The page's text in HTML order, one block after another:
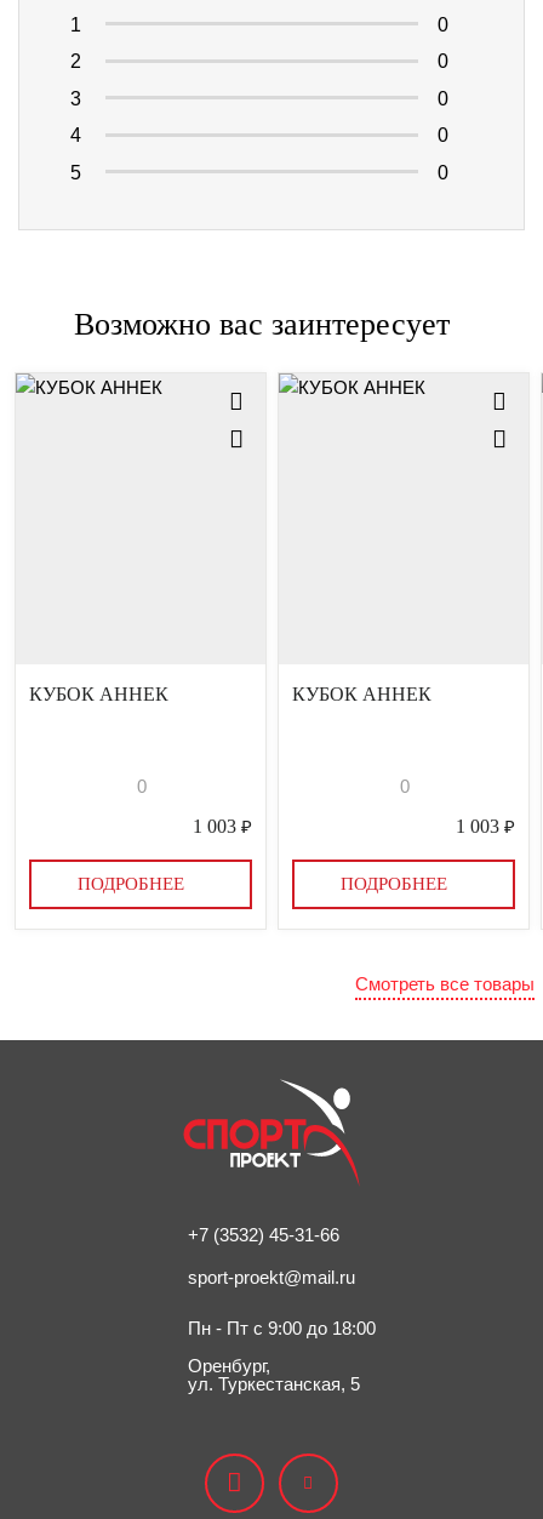
1
0
2
0
3
0
4
0
5
0
Возможно вас заинтересует
КУБОК АННЕК
0
1 003 ₽
ПОДРОБНЕЕ
КУБОК АННЕК
0
1 003 ₽
ПОДРОБНЕЕ
Смотреть все товары
+7 (3532) 45-31-66
sport-proekt@mail.ru
Пн - Пт с 9:00 до 18:00
Оренбург,
ул. Туркестанская, 5